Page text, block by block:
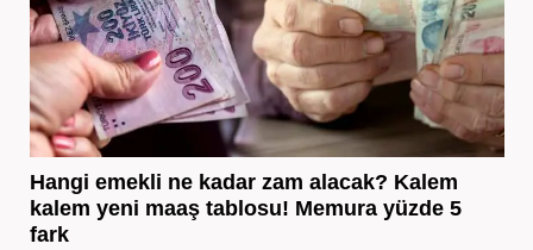
Hangi emekli ne kadar zam alacak? Kalem
kalem yeni maaş tablosu! Memura yüzde 5
fark